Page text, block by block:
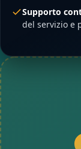
Supporto
del servizio e